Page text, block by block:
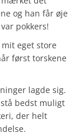
og han får øje
pokkers!
eget store
først torskene
lagde sig.
bedst muligt
der helt